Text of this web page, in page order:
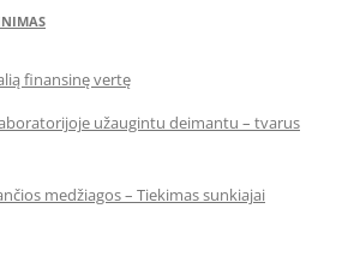
finansinę vertę
užaugintu deimantu – tvarus
medžiagos – Tiekimas sunkiajai